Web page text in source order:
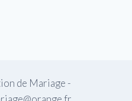
de Mariage -